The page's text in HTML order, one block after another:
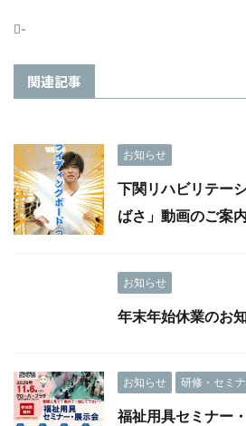
-
関連記事
お知らせ
下関リハビリテー
ばさ」動画のご案内
お知らせ
年末年始休業のお
お知らせ 研修・セミ
福祉用具セミナー